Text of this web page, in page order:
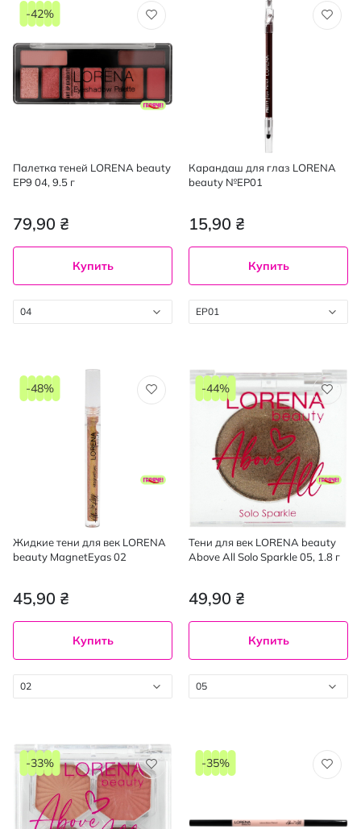
Палетка теней LORENA beauty
EP9 04, 9.5 г
79,90 ₴
-42%
Купить
04
Карандаш для глаз LORENA
beauty №EP01
15,90 ₴
Купить
EP01
Жидкие тени для век LORENA
beauty MagnetEyas 02
45,90 ₴
-48%
Купить
02
Тени для век LORENA beauty
Above All Solo Sparkle 05, 1.8 г
49,90 ₴
-44%
Купить
05
-33% -35%